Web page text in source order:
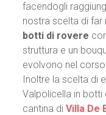
facendogli
nostra scelta di far
botti di rovere
struttura e un
evolvono nel
Inoltre la scelta di
Valpolicella in botti
cantina di Villa De